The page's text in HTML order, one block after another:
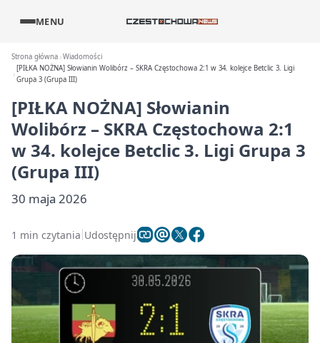
MENU
Strona główna Wiadomości
[PIŁKA NOŻNA] Słowianin Wolibórz – SKRA Częstochowa 2:1 w 34. kolejce Betclic 3. Ligi
Grupa 3 (Grupa III)
[PIŁKA NOŻNA] Słowianin
Wolibórz – SKRA Częstochowa 2:1
w 34. kolejce Betclic 3. Ligi Grupa 3
(Grupa III)
30 maja 2026
1 min czytania Udostępnij